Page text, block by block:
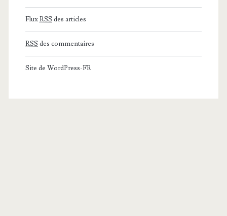
FluxRSS des articles
RSS des commentaires
Site de WordPress-FR